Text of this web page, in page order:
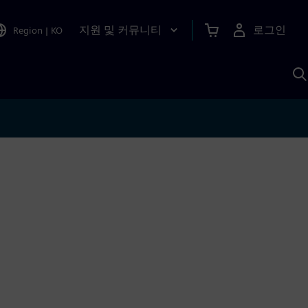
Region | KO 지원 및 커뮤니티 로그인